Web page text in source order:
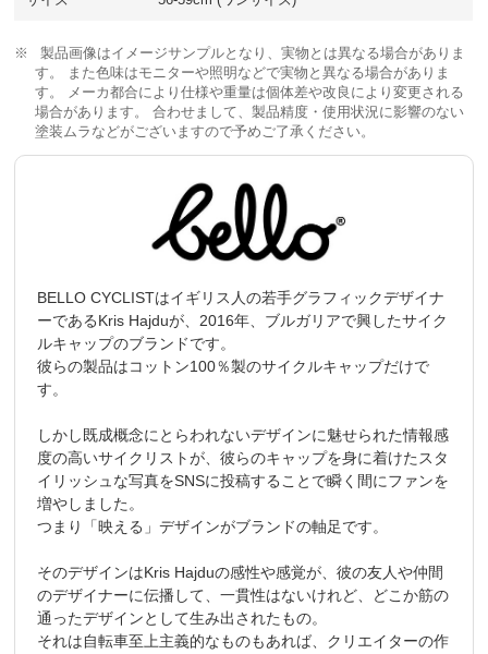
製品画像はイメージサンプルとなり、実物とは異なる場合がありま
す。 また色味はモニターや照明などで実物と異なる場合がありま
す。 メーカ都合により仕様や重量は個体差や改良により変更される
場合があります。 合わせまして、製品精度・使用状況に影響のない
塗装ムラなどがございますので予めご了承ください。
BELLO CYCLISTはイギリス人の若手グラフィックデザイナ
ーであるKris Hajduが、2016年、ブルガリアで興したサイク
ルキャップのブランドです。
彼らの製品はコットン100％製のサイクルキャップだけで
す。
しかし既成概念にとらわれないデザインに魅せられた情報感
度の高いサイクリストが、彼らのキャップを身に着けたスタ
イリッシュな写真をSNSに投稿することで瞬く間にファンを
増やしました。
つまり「映える」デザインがブランドの軸足です。
そのデザインはKris Hajduの感性や感覚が、彼の友人や仲間
のデザイナーに伝播して、一貫性はないけれど、どこか筋の
通ったデザインとして生み出されたもの。
それは自転車至上主義的なものもあれば、クリエイターの作